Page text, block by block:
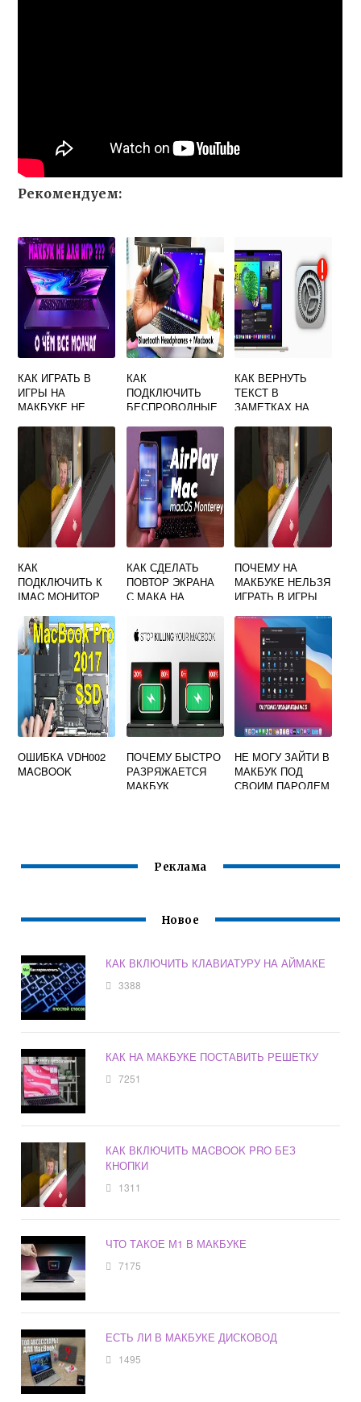
Рекомендуем:
КАК ИГРАТЬ В
ИГРЫ НА
МАКБУКЕ НЕ
ЫЕ ПОД MAC OS
КАК
ПОДКЛЮЧИТЬ
БЕСПРОВОДНЫЕ
МАКУ ЧЕРЕЗ
BLUETOOTH
КАК ВЕРНУТЬ
ТЕКСТ В
ЗАМЕТКАХ НА
КАК
ПОДКЛЮЧИТЬ К
IMAC МОНИТОР
КАК СДЕЛАТЬ
ПОВТОР ЭКРАНА
С МАКА НА
ПОЧЕМУ НА
МАКБУКЕ НЕЛЬЗЯ
ИГРАТЬ В ИГРЫ
ОШИБКА VDH002
MACBOOK
ПОЧЕМУ БЫСТРО
РАЗРЯЖАЕТСЯ
МАКБУК
НЕ МОГУ ЗАЙТИ В
МАКБУК ПОД
СВОИМ ПАРОЛЕМ
Реклама
Новое
КАК ВКЛЮЧИТЬ КЛАВИАТУРУ НА АЙМАКЕ
3388
КАК НА МАКБУКЕ ПОСТАВИТЬ РЕШЕТКУ
7251
КАК ВКЛЮЧИТЬ MACBOOK PRO БЕЗ
КНОПКИ
1311
ЧТО ТАКОЕ М1 В МАКБУКЕ
7175
ЕСТЬ ЛИ В МАКБУКЕ ДИСКОВОД
1495